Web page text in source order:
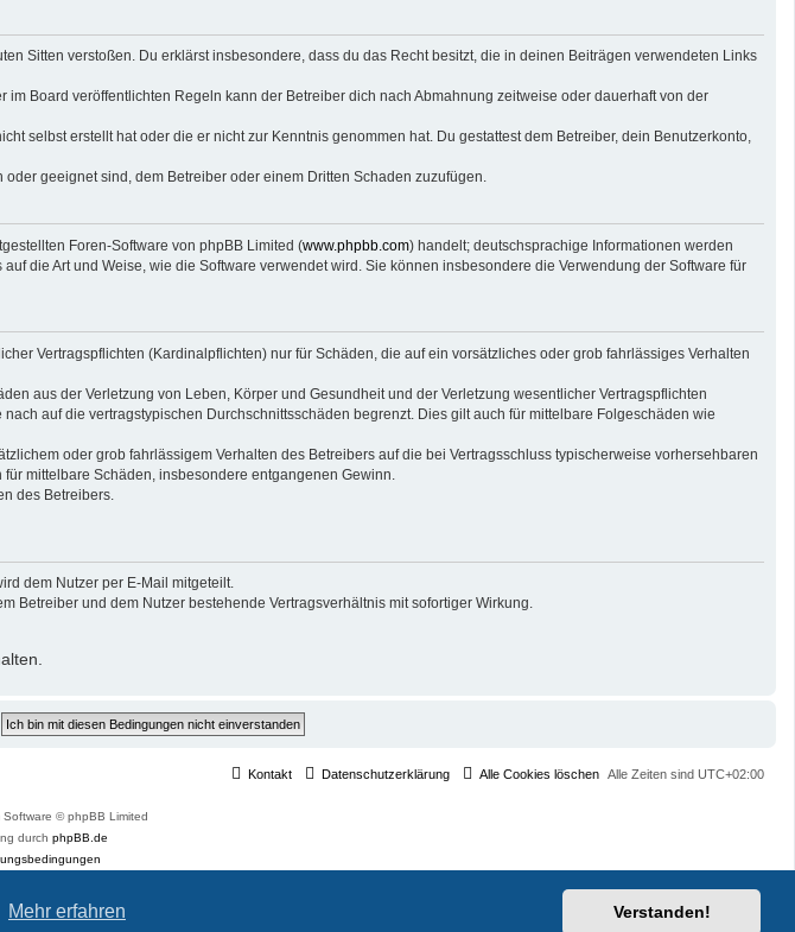
Mehr erfahren Verstanden!
Sitten verstoßen. Du erklärst insbesondere, dass du das Recht besitzt, die in deinen Beiträgen verwendeten Links
Board veröffentlichten Regeln kann der Betreiber dich nach Abmahnung zeitweise oder dauerhaft von der
selbst erstellt hat oder die er nicht zur Kenntnis genommen hat. Du gestattest dem Betreiber, dein Benutzerkonto,
geeignet sind, dem Betreiber oder einem Dritten Schaden zuzufügen.
Foren-Software von phpBB Limited (www.phpbb.com) handelt; deutschsprachige Informationen werden
die Art und Weise, wie die Software verwendet wird. Sie können insbesondere die Verwendung der Software für
Vertragspflichten (Kardinalpflichten) nur für Schäden, die auf ein vorsätzliches oder grob fahrlässiges Verhalten
aus der Verletzung von Leben, Körper und Gesundheit und der Verletzung wesentlicher Vertragspflichten
auf die vertragstypischen Durchschnittsschäden begrenzt. Dies gilt auch für mittelbare Folgeschäden wie
oder grob fahrlässigem Verhalten des Betreibers auf die bei Vertragsschluss typischerweise vorhersehbaren
mittelbare Schäden, insbesondere entgangenen Gewinn.
des Betreibers.
dem Nutzer per E-Mail mitgeteilt.
Betreiber und dem Nutzer bestehende Vertragsverhältnis mit sofortiger Wirkung.
Alle Zeiten sind UTC+02:00
Alle Cookies löschen
Datenschutzerklärung
Kontakt
Software © phpBB Limited
durch phpBB.de
WireSys